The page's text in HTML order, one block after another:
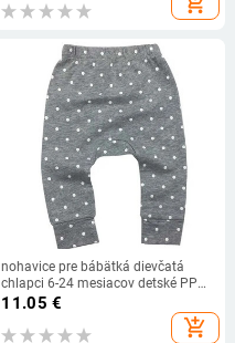
oblečenie pre batoľatá, oblečenie
nohavice pre bábätká dievčatá
chlapci 6-24 mesiacov detské PP
nohavice nohavice pre bábätká s
kreslenými postavičkami pre
chlapcov a dievčatá
11.05 €
add_shopping_cart